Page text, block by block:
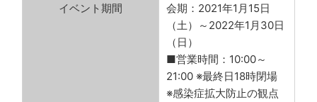
イベント期間
会期：2021年1月15日
（土）～2022年1月30日
（日）
■営業時間：10:00～
21:00 ※最終日18時閉場
※感染症拡大防止の観点